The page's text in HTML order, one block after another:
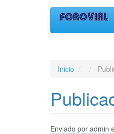
Main
User
Inicio
Enviado por admin